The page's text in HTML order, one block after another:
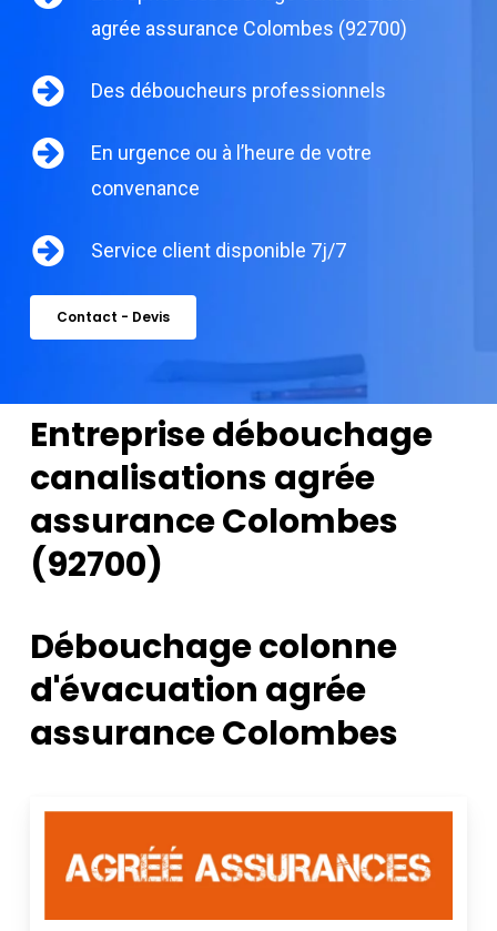
agrée assurance Colombes (92700)
Des déboucheurs professionnels
En urgence ou à l’heure de votre
convenance
Service client disponible 7j/7
Contact - Devis
Entreprise débouchage
canalisations agrée
assurance Colombes
(92700)
Débouchage colonne
d'évacuation agrée
assurance Colombes